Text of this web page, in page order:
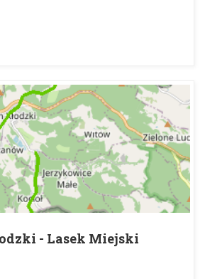
- Lasek Miejski